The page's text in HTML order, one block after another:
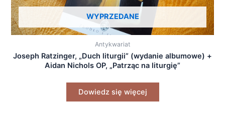
WYPRZEDANE
Antykwariat
Joseph Ratzinger, „Duch liturgii” (wydanie albumowe) +
Aidan Nichols OP, „Patrząc na liturgię”
Dowiedz się więcej